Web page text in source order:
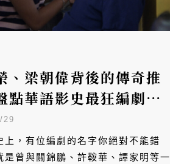
、梁朝偉背後的傳奇推
點華語影史最狂編劇邱
9 部必看電影神作
29
上，有位編劇的名字你絕對不能錯
是曾與關錦鵬、許鞍華、譚家明等一